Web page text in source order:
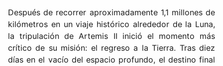
Después de recorrer aproximadamente 1,1 millones de
kilómetros en un viaje histórico alrededor de la Luna,
la tripulación de Artemis II inició el momento más
crítico de su misión: el regreso a la Tierra. Tras diez
días en el vacío del espacio profundo, el destino final